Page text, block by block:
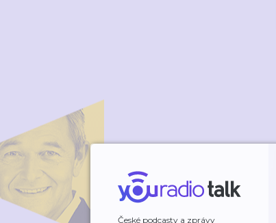
České podcasty a zprávy